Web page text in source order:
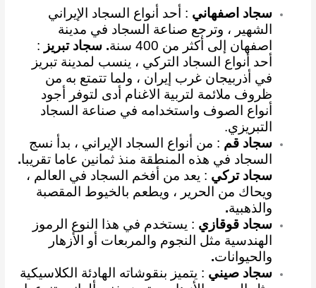
سجاد اصفهاني : أحد أنواع السجاد الإيراني
الشهير ، وترجع صناعة السجاد في مدينة
اصفهان إلى أكثر من 400 سنة
. سجاد تبريز :
أحد أنواع السجاد التركي ، ينسب لمدينة تبريز
في أذربيجان غرب إيران ، ولما تتمتع به من
ظروف ملائمة لتربية الاغنام أدى لتوفر أجود
أنواع الصوف واستخدامه في صناعة السجاد
التبريزي.
سجاد قم : من أنواع السجاد الإيراني ، بدأ نسج
السجاد في هذه المنطقة منذ ثمانين عاما تقريبا.
سجاد تركي : يعد من أفخم السجاد في العالم ،
ويحاك من الحرير ، ويطعم بالخيوط المقصبة
والذهبية.
سجاد قوقازي : يستخدم في هذا النوع الرموز
الهندسية مثل النجوم والمربعات أو الأزهار
والحيوانات.
سجاد صيني : يتميز بنقوشاته الهادئة الكلاسيكية